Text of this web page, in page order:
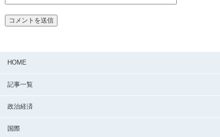
HOME
記事一覧
政治経済
国際